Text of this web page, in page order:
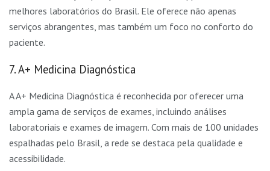
melhores laboratórios do Brasil. Ele oferece não apenas
serviços abrangentes, mas também um foco no conforto do
paciente.
7. A+ Medicina Diagnóstica
A A+ Medicina Diagnóstica é reconhecida por oferecer uma
ampla gama de serviços de exames, incluindo análises
laboratoriais e exames de imagem. Com mais de 100 unidades
espalhadas pelo Brasil, a rede se destaca pela qualidade e
acessibilidade.